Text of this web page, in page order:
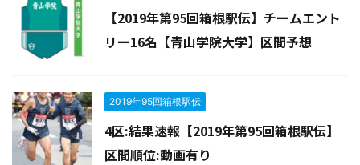
【2019年第95回箱根駅伝】チームエント
リー16名【青山学院大学】区間予想
2019年95回箱根駅伝
4区:結果速報【2019年第95回箱根駅伝】
区間順位:動画有り